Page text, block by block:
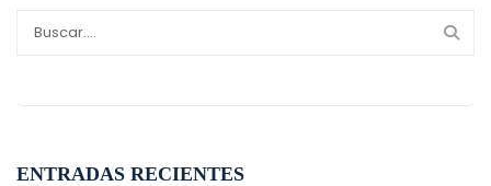
ENTRADAS RECIENTES